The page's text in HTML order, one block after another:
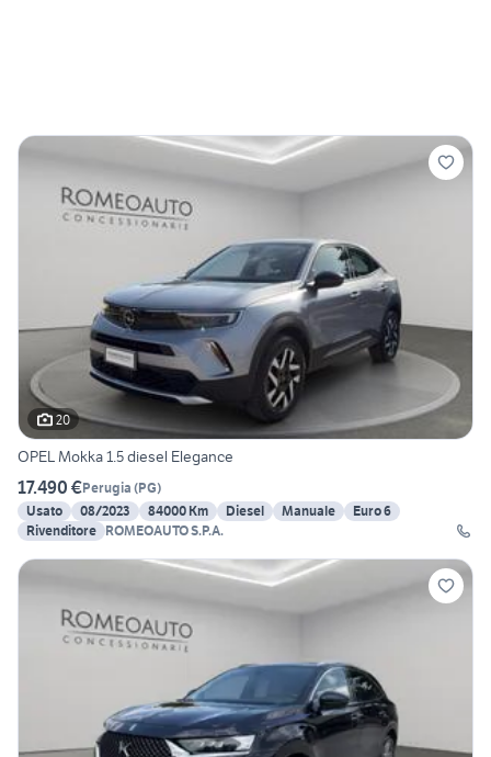
20
OPEL Mokka 1.5 diesel Elegance
17.490 €Perugia (PG)
Usato
08/2023 84000 Km Diesel Manuale
Euro 6
Rivenditore ROMEOAUTO S.P.A.